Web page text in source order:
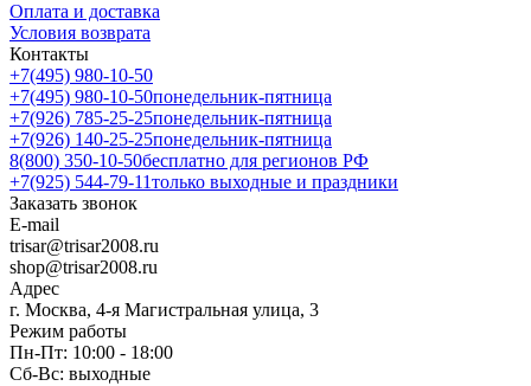
Оплата и доставка
Условия возврата
Контакты
+7(495) 980-10-50
+7(495) 980-10-50понедельник-пятница
+7(926) 785-25-25понедельник-пятница
+7(926) 140-25-25понедельник-пятница
8(800) 350-10-50бесплатно для регионов РФ
+7(925) 544-79-11только выходные и праздники
Заказать звонок
E-mail
trisar@trisar2008.ru
shop@trisar2008.ru
Адрес
г. Москва, 4-я Магистральная улица, 3
Режим работы
Пн-Пт: 10:00 - 18:00
Сб-Вс: выходные